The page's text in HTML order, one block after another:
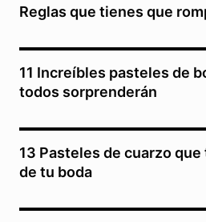
Reglas que tienes que
11 Increíbles pasteles de
todos sorprenderán
13 Pasteles de cuarzo
de tu boda